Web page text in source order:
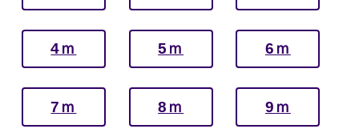
4ｍ 5ｍ 6ｍ
7ｍ 8ｍ 9ｍ